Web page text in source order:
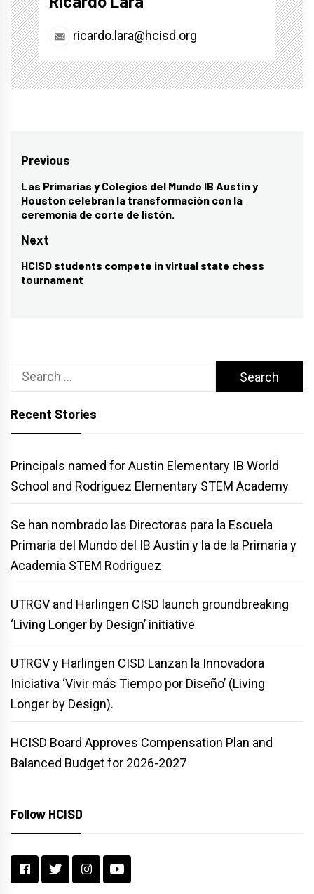
ricardo.lara@hcisd.org
Post
navigation
Previous
Previous
post:
Las Primarias y Colegios del Mundo IB Austin y
Houston celebran la transformación con la
ceremonia de corte de listón.
Next
Next
post:
HCISD students compete in virtual state chess
tournament
Search
Recent Stories
Principals named for Austin Elementary IB World
School and Rodriguez Elementary STEM Academy
Se han nombrado las Directoras para la Escuela
Primaria del Mundo del IB Austin y la de la Primaria y
Academia STEM Rodriguez
UTRGV and Harlingen CISD launch groundbreaking
‘Living Longer by Design’ initiative
UTRGV y Harlingen CISD Lanzan la Innovadora
Iniciativa ‘Vivir más Tiempo por Diseño’ (Living
Longer by Design).
HCISD Board Approves Compensation Plan and
Balanced Budget for 2026-2027
Follow HCISD